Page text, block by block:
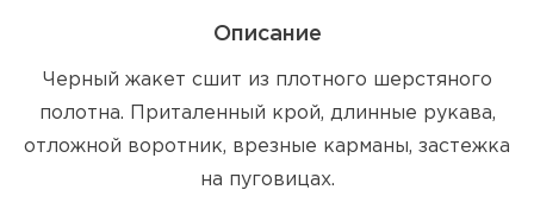
Описание
Черный жакет сшит из плотного шерстяного
полотна. Приталенный крой, длинные рукава,
отложной воротник, врезные карманы, застежка
на пуговицах.